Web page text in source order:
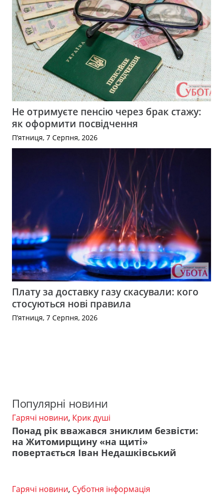
Не отримуєте пенсію через брак стажу:
як оформити посвідчення
П’ятниця, 7 Серпня, 2026
Плату за доставку газу скасували: кого
стосуються нові правила
П’ятниця, 7 Серпня, 2026
Популярні новини
Гарячі новини, Крик душі
Понад рік вважався зниклим безвісти:
на Житомирщину «на щиті»
повертається Іван Недашківський
Гарячі новини, Суботня інформація